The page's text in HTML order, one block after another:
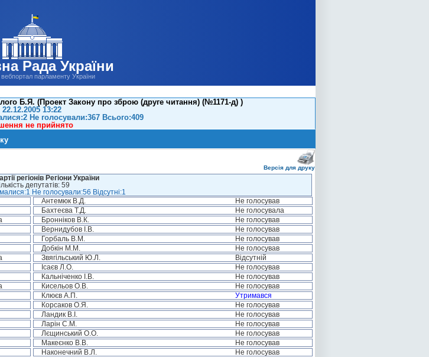
Рада України
парламенту України
Б.Я. (Проект Закону про зброю (друге читання) (№1171-д) )
22.12.2005 13:22
Не голосували:367 Всього:409
не прийнято
Версія для друку
регіонів Регіони України
депутатів: 59
Не голосували:56 Відсутні:1
Антемюк В.Д.
Не голосував
Бахтеєва Т.Д.
Не голосувала
Бронніков В.К.
Не голосував
Вернидубов І.В.
Не голосував
Горбаль В.М.
Не голосував
Добкін М.М.
Не голосував
Звягільський Ю.Л.
Відсутній
Ісаєв Л.О.
Не голосував
Кальніченко І.В.
Не голосував
Кисельов О.В.
Не голосував
Клюєв А.П.
Утримався
Корсаков О.Я.
Не голосував
Ландик В.І.
Не голосував
Ларін С.М.
Не голосував
Лєщинський О.О.
Не голосував
Макеєнко В.В.
Не голосував
Наконечний В.Л.
Не голосував